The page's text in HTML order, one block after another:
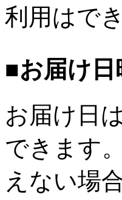
利用はで
■お届け
お届け日
できます
えない場